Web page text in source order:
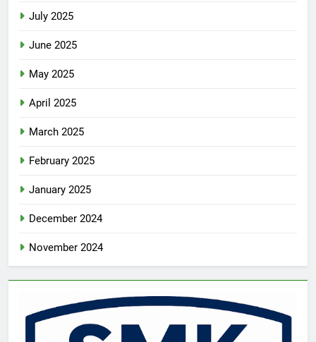
July 2025
June 2025
May 2025
April 2025
March 2025
February 2025
January 2025
December 2024
November 2024